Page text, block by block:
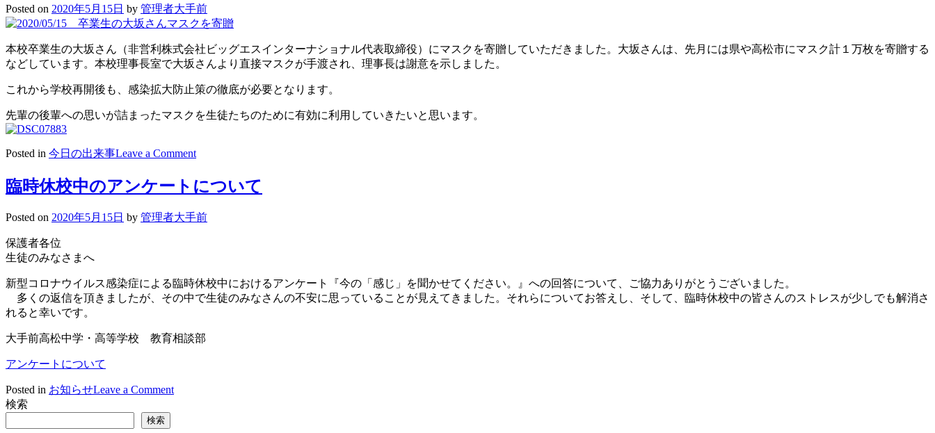
Posted on 2020年5月15日 by 管理者大手前
本校卒業生の大坂さん（非営利株式会社ビッグエスインターナショナル代表取締役）にマスクを寄贈していただきました。大坂さんは、先月には県や高松市にマスク計１万枚を寄贈する
などしています。本校理事長室で大坂さんより直接マスクが手渡され、理事長は謝意を示しました。
これから学校再開後も、感染拡大防止策の徹底が必要となります。
先輩の後輩への思いが詰まったマスクを生徒たちのために有効に利用していきたいと思います。
Posted in 今日の出来事Leave a Commenton
卒
業
の
ん
マ
を
臨時休校中のアンケートについて
Posted on 2020年5月15日 by 管理者大手前
保護者各位
生徒のみなさまへ
新型コロナウイルス感染症による臨時休校中におけるアンケート『今の「感じ」を聞かせてください。』への回答について、ご協力ありがとうございました。
多くの返信を頂きましたが、その中で生徒のみなさんの不安に思っていることが見えてきました。それらについてお答えし、そして、臨時休校中の皆さんのストレスが少しでも解消さ
れると幸いです。
大手前高松中学・高等学校 教育相談部
アンケートについて
Posted in お知らせLeave a Commenton
検索
検索